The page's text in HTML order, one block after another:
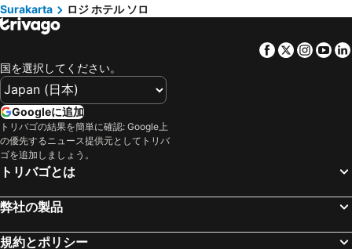
Surakarta
ロジ ホテル ソロ
Facebook
Twitter
国を選択してください。
Googleに追加
トリバゴの結果を簡単に確認: Google上
の優先するニュース提供元としてトリバ
ゴを追加しましょう。
トリバゴとは
弊社の製品
規約とポリシー